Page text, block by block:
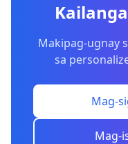
Makipag-ugnay
sa
Mag-
Mag-